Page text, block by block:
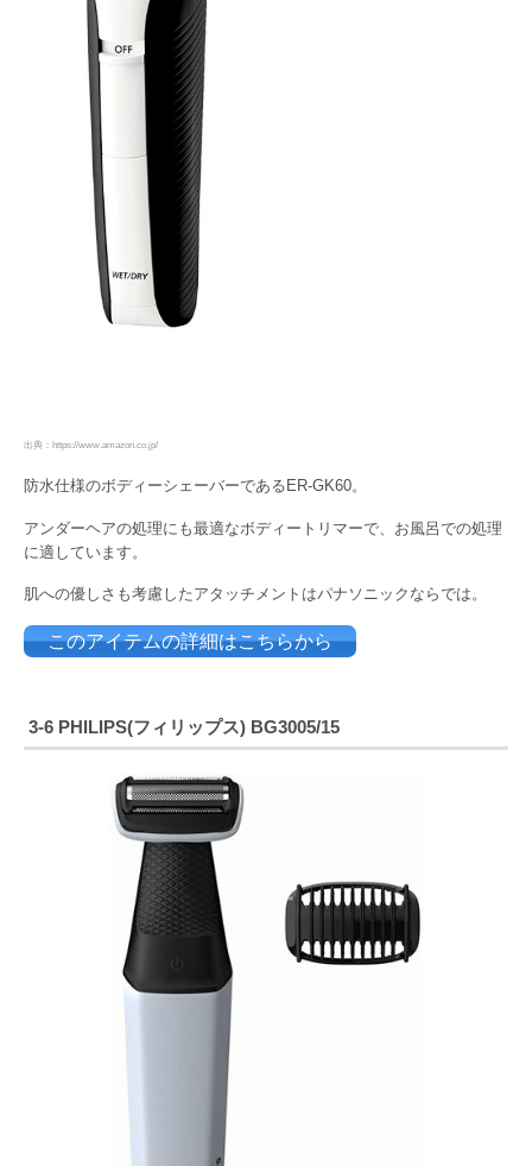
出典：https://www.amazon.co.jp/
防水仕様のボディーシェーバーであるER-GK60。
アンダーヘアの処理にも最適なボディートリマーで、お風呂での処理
に適しています。
肌への優しさも考慮したアタッチメントはパナソニックならでは。
このアイテムの詳細はこちらから
3-6 PHILIPS(フィリップス) BG3005/15